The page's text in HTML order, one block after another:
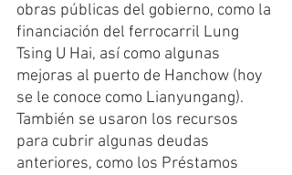
obras públicas del gobierno, como la
financiación del ferrocarril Lung
Tsing U Hai, así como algunas
mejoras al puerto de Hanchow (hoy
se le conoce como Lianyungang).
También se usaron los recursos
para cubrir algunas deudas
anteriores, como los Préstamos